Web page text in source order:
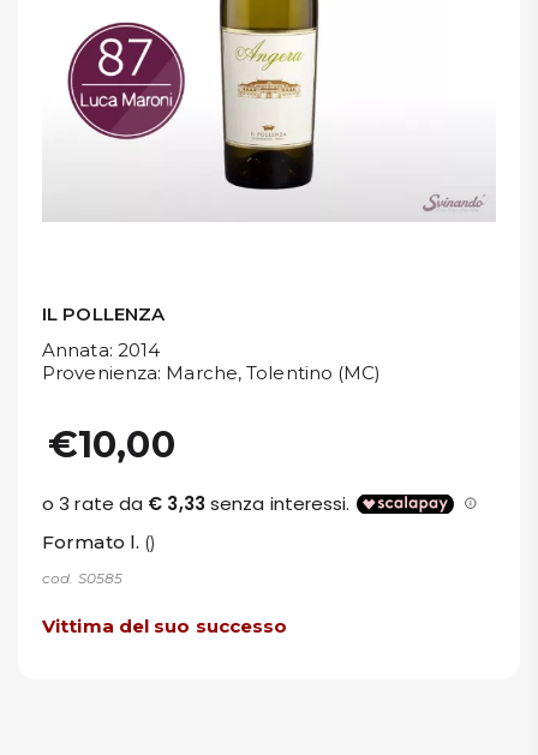
DISPENSA
TUTTO A
-30%
Preferiti
IL POLLENZA
Annata: 2014
Provenienza: Marche, Tolentino (MC)
€10,00
Formato l. ()
cod. S0585
Vittima del suo successo